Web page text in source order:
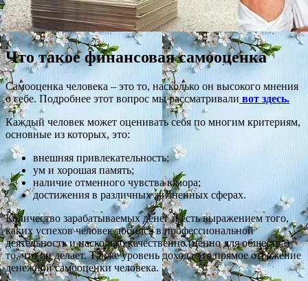
Что такое финансовая самооценка
Самооценка человека – это то, насколько он высокого мнения
о себе. Подробнее этот вопрос мы рассматривали вот здесь.
Каждый человек может оценивать себя по многим критериям,
основные из которых, это:
внешняя привлекательность;
ум и хорошая память;
наличие отменного чувства юмора;
достижения в различных жизненных сферах.
Количество зарабатываемых денег и есть выражением того,
каких успехов человек добился в профессиональной
деятельность и насколько качественно (ценно для общества)
то, что он делает. Также уровень дохода это прямое отражение
денежной самооценки человека.